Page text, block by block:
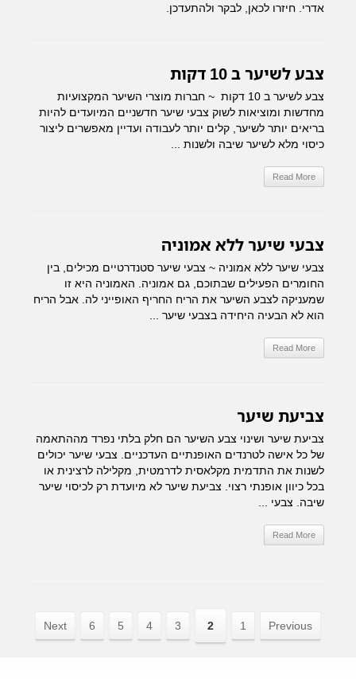
אדרי. חיזרו לכאן, לבקר ולהתעדכן.
צבע לשיער ב 10 דקות
צבע לשיער ב 10 דקות ~ חברות מוצרי השיער המקצועיות
מחדשות ומוציאות לשוק צבעי שיער חדשניים המיועדים להיות
בריאים יותר לשיער, קלים יותר לעבודה ועדיין מאפשרים ליצור
כיסוי מלא לשיער שיבה ולשנות ...
Read More
צבעי שיער ללא אמוניה
צבעי שיער ללא אמוניה ~ צבעי שיער סטנדרטיים מכילים, בין
החומרים הפעילים שבתוכם, גם אמוניה. האמוניה היא זו
שמעניקה לצבע השיער את הריח החריף האופייני לה. אבל הריח
הוא לא הבעיה היחידה בצבעי שיער ...
Read More
צביעת שיער
צביעת שיער ושינוי צבע השיער הם חלק בלתי נפרד מההתאמה
של כל אישה לטרנדים האופנתיים העדכניים. צבעי שיער יכולים
לשנות את התדמית מקלאסית לדרמטית, מקלילה לרצינית או
בכל כיוון אופנתי רצוי. צביעת שיער לא מיועדת רק לכיסוי שיער
שיבה. צבעי ...
Read More
Previous
1
2
3
4
5
6
Next